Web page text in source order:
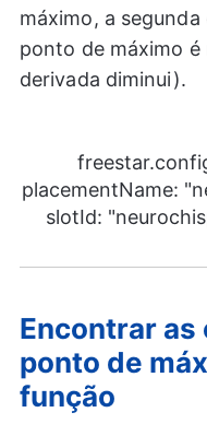
máximo, a
ponto de máximo
derivada diminui).
placementName:
slotId:
Encontrar as
ponto de
função